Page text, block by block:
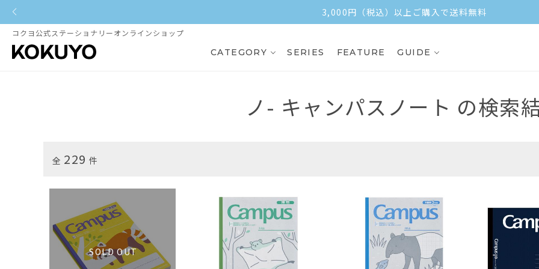
3,000円（税込）以上ご購入で送料無料
コクヨ公式ステーショナリーオンラインショップ
CATEGORY SERIES FEATURE GUIDE
ノ- キャンパスノート の検索
全 229 件